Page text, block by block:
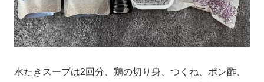
水たきスープは2回分、鶏の切り身、つくね、ポン酢、